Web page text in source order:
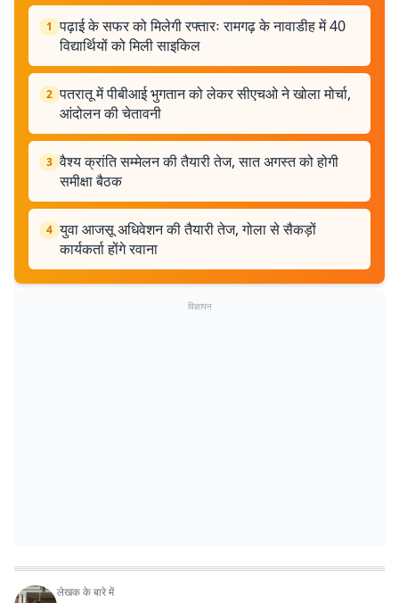
1 पढ़ाई के सफर को मिलेगी रफ्तारः रामगढ़ के नावाडीह में 40
विद्यार्थियों को मिली साइकिल
2 पतरातू में पीबीआई भुगतान को लेकर सीएचओ ने खोला मोर्चा,
आंदोलन की चेतावनी
3 वैश्य क्रांति सम्मेलन की तैयारी तेज, सात अगस्त को होगी
समीक्षा बैठक
4 युवा आजसू अधिवेशन की तैयारी तेज, गोला से सैकड़ों
कार्यकर्ता होंगे रवाना
विज्ञापन
लेखक के बारे में